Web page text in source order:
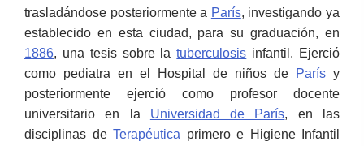
trasladándose posteriormente a París, investigando ya
establecido en esta ciudad, para su graduación, en
1886, una tesis sobre latuberculosis infantil. Ejerció
como pediatra en el Hospital de niños de
París y
posteriormente ejerció como profesor docente
universitario en la Universidad de París, en las
disciplinas de Terapéutica primero e Higiene Infantil